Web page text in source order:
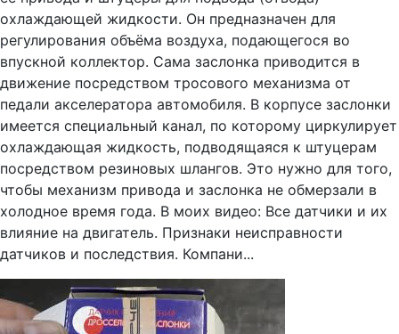
охлаждающей жидкости. Он предназначен для
регулирования объёма воздуха, подающегося во
впускной коллектор. Сама заслонка приводится в
движение посредством тросового механизма от
педали акселератора автомобиля. В корпусе заслонки
имеется специальный канал, по которому циркулирует
охлаждающая жидкость, подводящаяся к штуцерам
посредством резиновых шлангов. Это нужно для того,
чтобы механизм привода и заслонка не обмерзали в
холодное время года. В моих видео: Все датчики и их
влияние на двигатель. Признаки неисправности
датчиков и последствия. Компани...